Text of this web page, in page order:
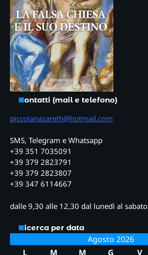
Contatti (mail e telefono)
piccolanazareth@hotmail.com
SMS, Telegram e Whatsapp
+39 351 7035091
+39 379 2823791
+39 379 2823807
+39 347 6114667
dalle 9,30 alle 12,30 dal lunedì al sabato
Ricerca per data
Agosto 2026
L
M M G V